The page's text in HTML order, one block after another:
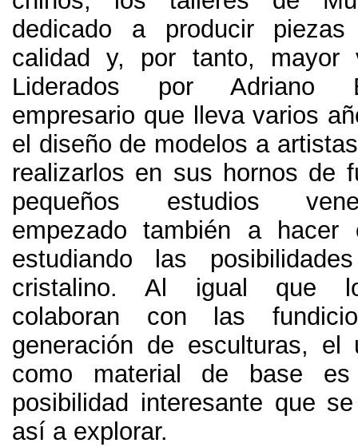
dedicado a producir
calidad y, por tanto, mayor
Liderados por Adriano
empresario que lleva varios
el diseño de modelos a
realizarlos en sus hornos de
pequeños estudios
empezado también a hacer
estudiando las
cristalino. Al igual que
colaboran con las
generación de esculturas, el
como material de base
posibilidad interesante que
así a explorar.